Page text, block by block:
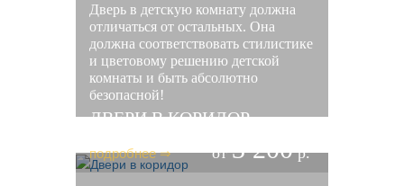
Дверь в детскую комнату должна
отличаться от остальных. Она
должна соответствовать стилистике
и цветовому решению детской
комнаты и быть абсолютно
безопасной!
ДВЕРИ В КОРИДОР
подробнее ⇒ от3 200р.